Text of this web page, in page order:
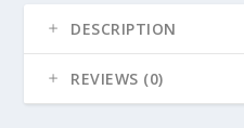
DESCRIPTION
REVIEWS (0)